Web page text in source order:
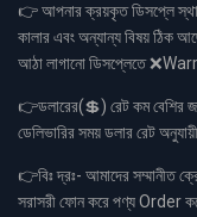
👉 আপনার ক্রয়কৃত ডিসপ্লে
কালার এবং অন্যান্য বিষয় ঠিক
আঠা লাগানো ডিসপ্লেতে
👉ডলারের(💲) রেট কম বেশির
ডেলিভারির সময় ডলার রেট
👉বিঃ দ্রঃ- আমাদের
সরাসরী ফোন করে পণ্য Order